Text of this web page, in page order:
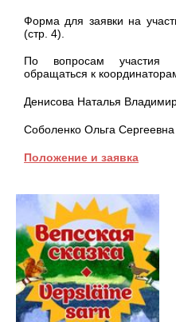
Форма для заявки на
(стр. 4).
По вопросам участия
обращаться к
Денисова Наталья
Соболенко Ольга
Положение и заявка